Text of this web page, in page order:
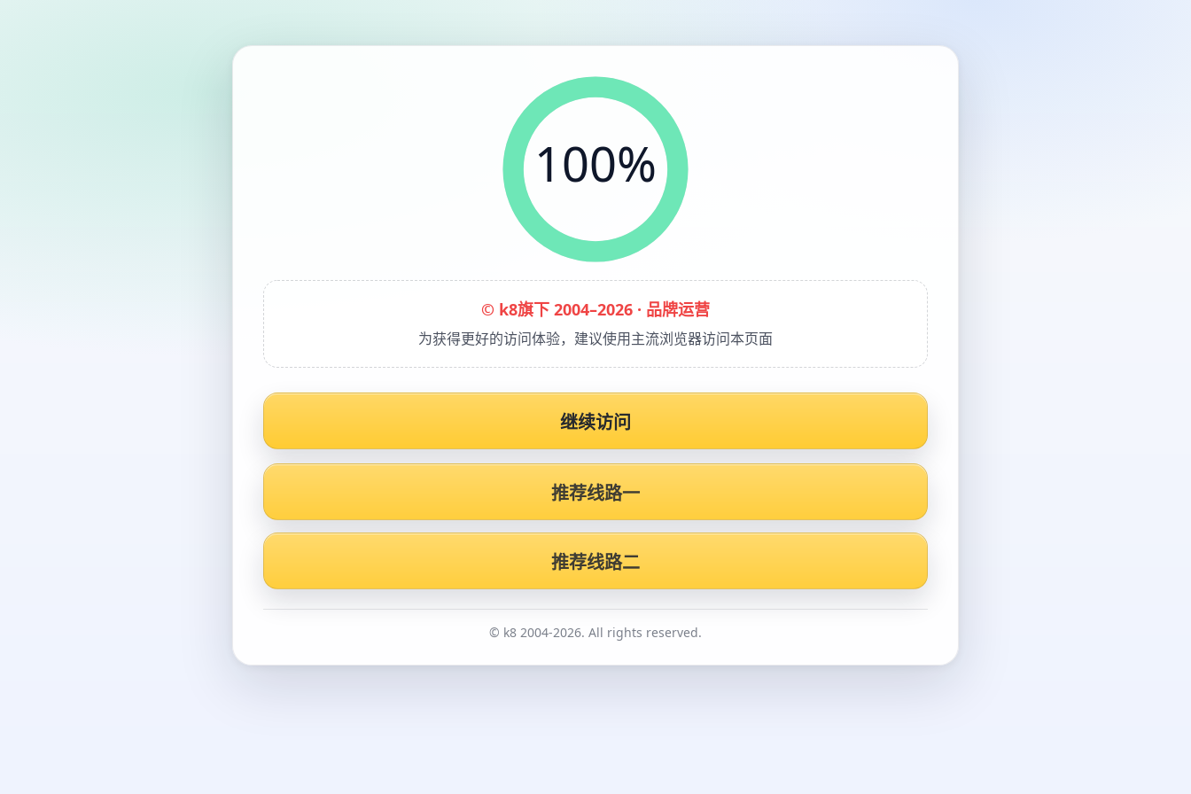
100%
© k8旗下 2004–2026 · 品牌运营
为获得更好的访问体验，建议使用主流浏览器访问本页面
继续访问
推荐线路一
推荐线路二
© k8 2004-2026. All rights reserved.